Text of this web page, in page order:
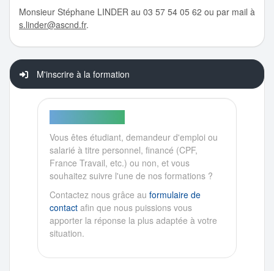
Monsieur Stéphane LINDER au 03 57 54 05 62 ou par mail à
s.linder@ascnd.fr.
M'inscrire à la formation
Vous êtes étudiant, demandeur d'emploi ou
salarié à titre personnel, financé (CPF,
France Travail, etc.) ou non, et vous
souhaitez suivre l'une de nos formations ?
Contactez nous grâce au formulaire de
contact afin que nous puissions vous
apporter la réponse la plus adaptée à votre
situation.